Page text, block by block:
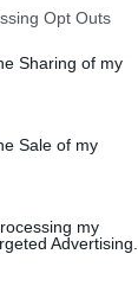
Opt Outs
Sharing of my
Sale of my
my
Advertising.
επίσης